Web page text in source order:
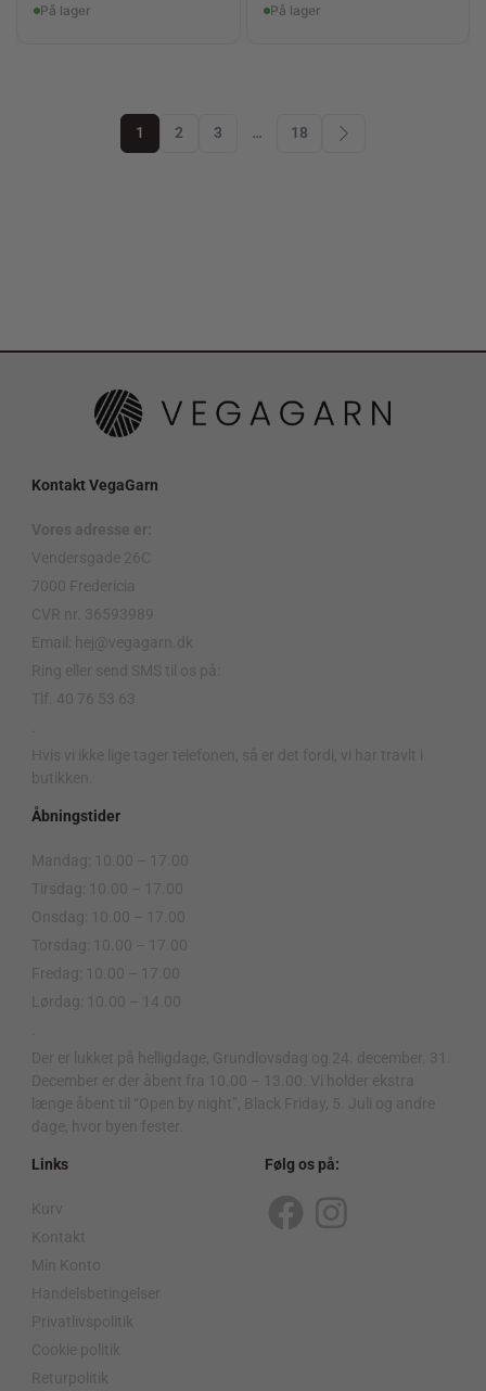
På lager På lager
1 2 3 … 18
Kontakt VegaGarn
Vores adresse er:
Vendersgade 26C
7000 Fredericia
CVR nr. 36593989
Email: hej@vegagarn.dk
Ring eller send SMS til os på:
Tlf. 40 76 53 63
Hvis vi ikke lige tager telefonen, så er det fordi, vi har travlt i
butikken.
Åbningstider
Mandag: 10.00 – 17.00
Tirsdag: 10.00 – 17.00
Onsdag: 10.00 – 17.00
Torsdag: 10.00 – 17.00
Fredag: 10.00 – 17.00
Lørdag: 10.00 – 14.00
Der er lukket på helligdage, Grundlovsdag og 24. december. 31.
December er der åbent fra 10.00 – 13.00. Vi holder ekstra
længe åbent til “Open by night”, Black Friday, 5. Juli og andre
dage, hvor byen fester.
Links
Kurv
Kontakt
Min Konto
Handelsbetingelser
Privatlivspolitik
Cookie politik
Returpolitik
Følg os på:
F
I